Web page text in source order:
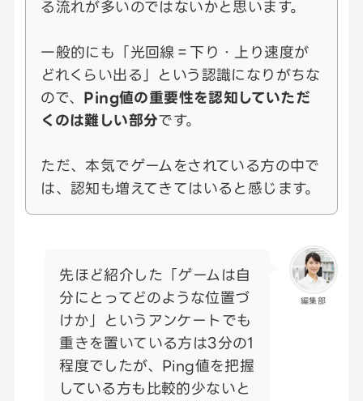
る流れが多いのではないかと思います。
一般的にも「光回線＝下り・上り速度が
どれくらい出る」という認識になりがちな
ので、 Ping値の重要性を認知していただ
くのは難しい部分です。
ただ、本気でゲームをされている方の中で
は、認知も増えてきてはいると感じます。
編集部
先ほど紹介した「ゲームは自
分にとってどのような位置づ
けか」というアンケートでも
重きを置いている方は3分の1
程度でしたが、Ping値を把握
している方も比較的少ないと